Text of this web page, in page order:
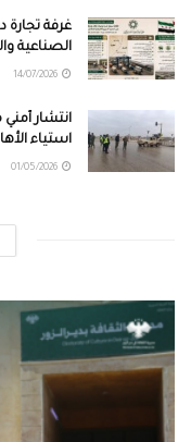
غرفة تجارة
الصناعية
انتشار
استياء